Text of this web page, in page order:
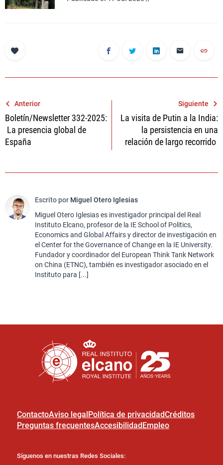
Navegación
de
entradas
Anterior
Boletín/Newsletter 332-2025:
La presencia global de
España
Siguiente
La visita de Putin a la India:
la persistencia en una
relación de largo recorrido
Escrito por Miguel Otero Iglesias
Miguel Otero Iglesias es investigador principal del Real
Instituto Elcano, profesor de la IE School of Politics,
Economics and Global Affairs y director de investigación en
el Center for the Governance of Change en la IE University.
Fundador y coordinador del European Think Tank Network
on China (ETNC), también es investigador asociado en el
Instituto para [...]
ContactoAviso legalPolítica de privacidadCréditos
Preguntas frecuentesAccesibilidadEmpleo
Síguenos en nuestras Redes Sociales: